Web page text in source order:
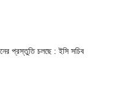
প্রস্তুতি চলছে : ইসি সচিব